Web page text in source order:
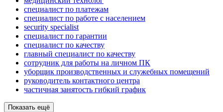
специалист по платежам
специалист по работе с населением
security specialist
специалист по гарантии
специалист по качеству
главный специалист по качеству
сотрудник для работы на личном ПК
уборщик производственных и служебных помещений
руководитель контактного центра
частичная занятость гибкий график
Показать ещё